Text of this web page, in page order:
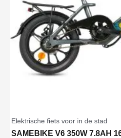
Elektrische fiets voor in de stad
SAMEBIKE V6 350W 7.8AH